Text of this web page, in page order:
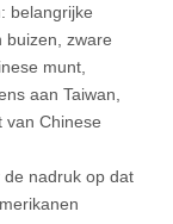
belangrijke
buizen, zware
munt,
aan Taiwan,
van Chinese
nadruk op dat